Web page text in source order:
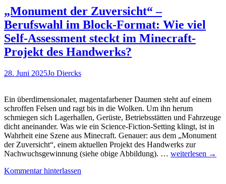
Deskless
Work
und
Personalmanagement
von
Peter
Wald
„Monument der Zuversicht“ –
Berufswahl im Block-Format: Wie viel
Self-Assessment steckt im Minecraft-
Projekt des Handwerks?
28. Juni 2025Jo Diercks
Ein überdimensionaler, magentafarbener Daumen steht auf einem
schroffen Felsen und ragt bis in die Wolken. Um ihn herum
schmiegen sich Lagerhallen, Gerüste, Betriebsstätten und Fahrzeuge
dicht aneinander. Was wie ein Science-Fiction-Setting klingt, ist in
Wahrheit eine Szene aus Minecraft. Genauer: aus dem „Monument
der Zuversicht“, einem aktuellen Projekt des Handwerks zur
Nachwuchsgewinnung (siehe obige Abbildung). … „Monument
weiterlesen →
Kommentar hinterlassen